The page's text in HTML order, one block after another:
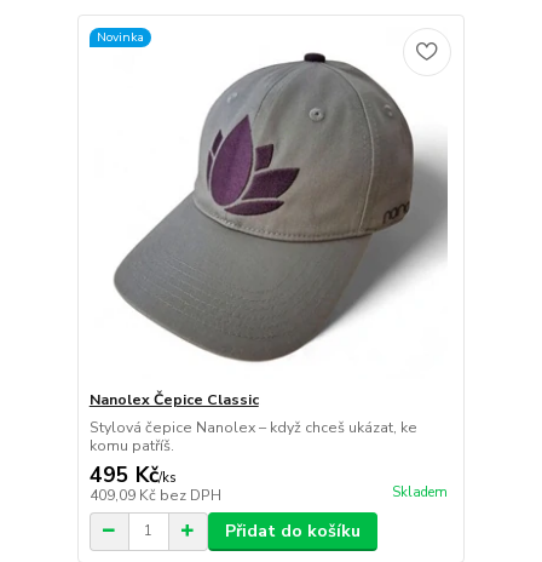
Novinka
Nanolex Čepice Classic
Stylová čepice Nanolex – když chceš ukázat, ke
komu patříš.
495 Kč/ks
409,09 Kč bez DPH Skladem
Přidat do košíku